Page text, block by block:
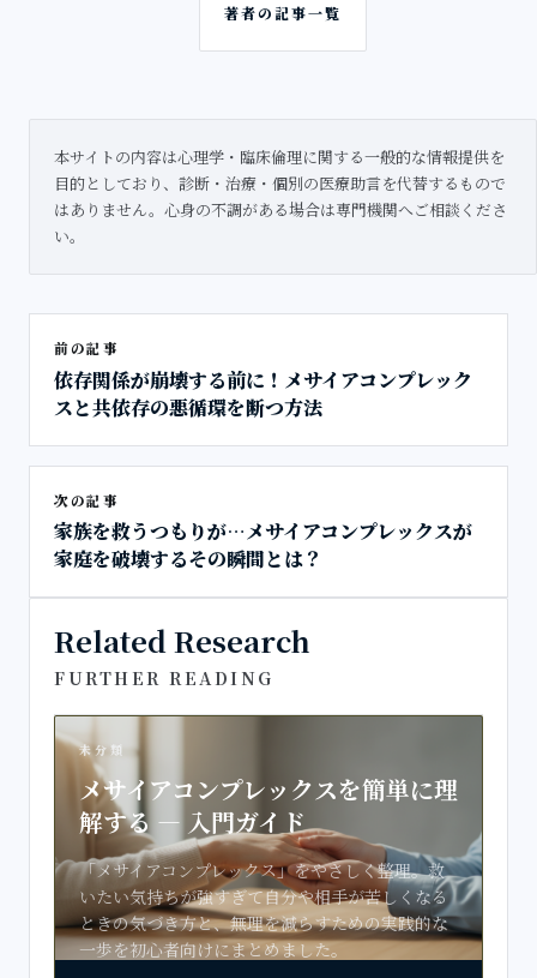
著者の記事一覧
本サイトの内容は心理学・臨床倫理に関する一般的な情報提供を
目的としており、診断・治療・個別の医療助言を代替するもので
はありません。心身の不調がある場合は専門機関へご相談くださ
い。
前の記事
依存関係が崩壊する前に！メサイアコンプレック
スと共依存の悪循環を断つ方法
次の記事
家族を救うつもりが…メサイアコンプレックスが
家庭を破壊するその瞬間とは？
Related Research
FURTHER READING
未分類
メサイアコンプレックスを簡単に理
解する — 入門ガイド
「メサイアコンプレックス」をやさしく整理。救
いたい気持ちが強すぎて自分や相手が苦しくなる
ときの気づき方と、無理を減らすための実践的な
一歩を初心者向けにまとめました。